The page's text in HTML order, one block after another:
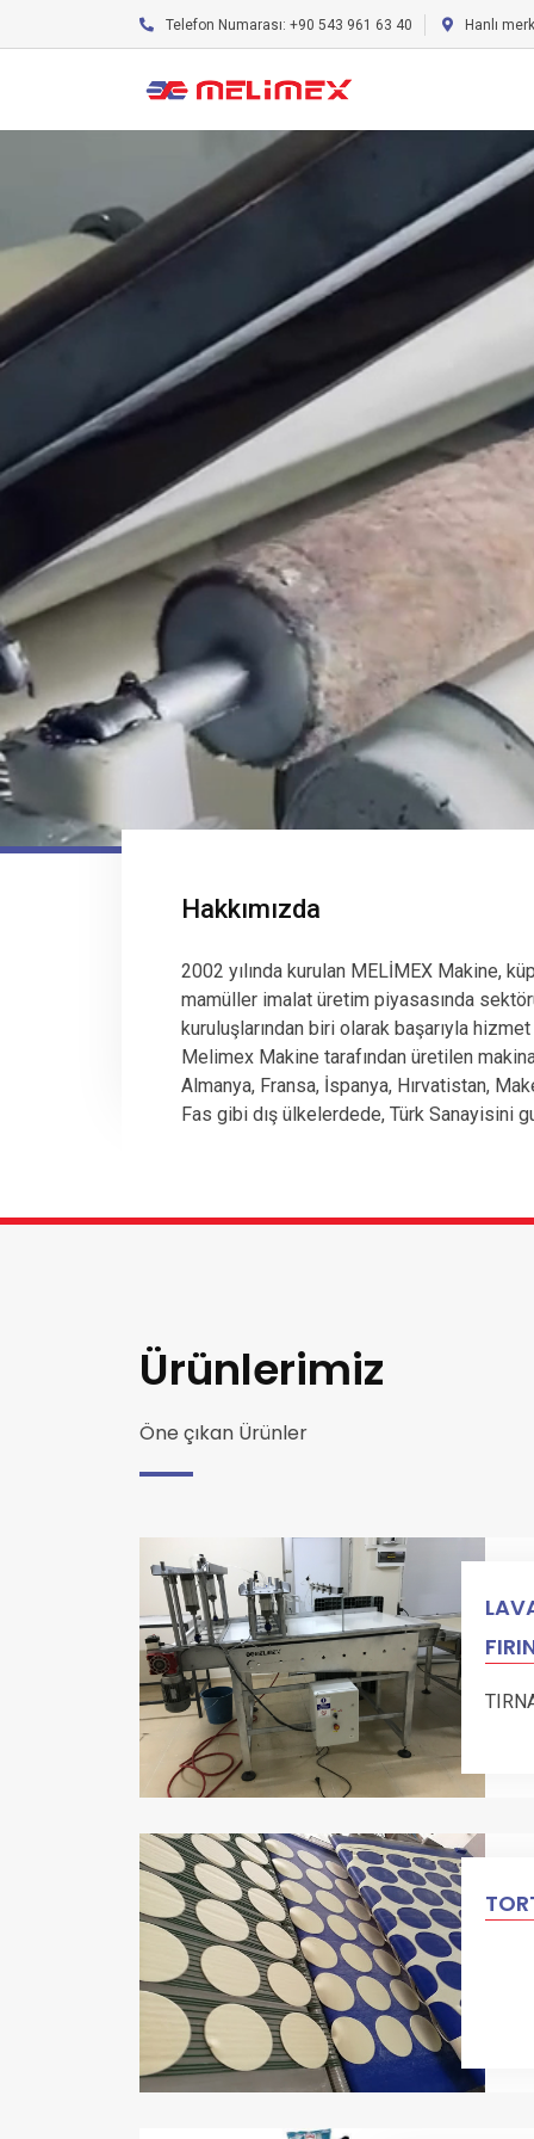
Telefon Numarası: +90 543 961 63 40 Hanlı
Hakkımızda
2002 yılında kurulan MELİMEX Makine,
mamüller imalat üretim piyasasında
kuruluşlarından biri olarak başarıyla
Melimex Makine tarafından üretilen
Almanya, Fransa, İspanya, Hırvatistan,
Fas gibi dış ülkelerdede, Türk Sanayisini
Ürünlerimiz
Öne çıkan Ürünler